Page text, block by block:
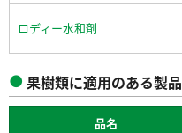
ロディー水和剤
果樹類に適用のある製品
品名